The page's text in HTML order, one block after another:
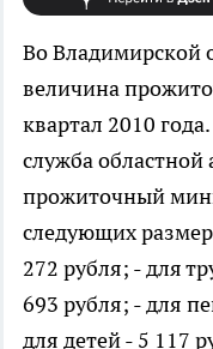
Во Владимирской
величина
квартал 2010
служба
прожиточный
следующих
272 рубля; - для
693 рубля; - для
для детей - 5 117